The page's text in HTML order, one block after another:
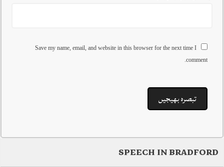
Save my name, email, and website in this browser for the next time I
comment.
SPEECH IN BRADFORD